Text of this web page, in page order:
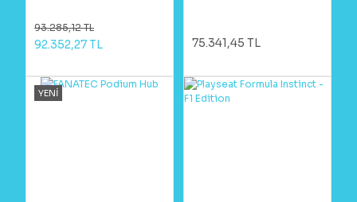
93.285,12 TL
92.352,27 TL 75.341,45 TL
YENİ